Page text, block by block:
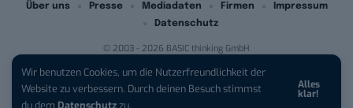
Wir benutzen Cookies, um die Nutzerfreundlichkeit der
Website zu verbessern. Durch deinen Besuch stimmst
du dem Datenschutzzu.
Alles
klar!
© 2003 - 2026 BASIC thinking GmbH
Über uns Presse Mediadaten Firmen
Impressum
Datenschutz
iPhone 17 Pro sichern:Für 1 € +
200 € Hardware-Bonus!